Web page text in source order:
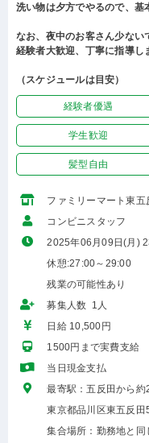
洗い物は夕方でやるので、
なお、夜中のお客さん少ない
経験者大歓迎、丁寧に指導し
（スケジュールは目安）
経験者優遇
学生歓迎
髪型自由
ファミリーマート東五
コンビニスタッフ
2025年06月09日(月)
休憩:27:00～29:00
残業の可能性あり
募集人数 1人
日給 10,500円
1500円まで実費支給
当日現金支払
最寄駅：五反田から約
東京都品川区東五反田
集合場所：勤務地と同